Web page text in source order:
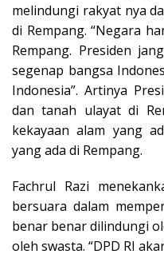
melindungi rakyat nya
di Rempang. “Negara
Rempang. Presiden
segenap bangsa
Indonesia”. Artinya
dan tanah ulayat di
kekayaan alam yang
yang ada di Rempang.
Fachrul Razi
bersuara dalam
benar benar dilindungi
oleh swasta. “DPD RI